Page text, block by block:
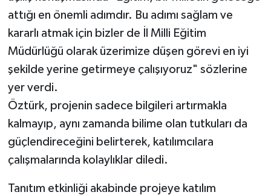
attığı en önemli adımdır. Bu adımı sağlam ve
kararlı atmak için bizler de İl Milli Eğitim
Müdürlüğü olarak üzerimize düşen görevi en iyi
şekilde yerine getirmeye çalışıyoruz" sözlerine
yer verdi.
Öztürk, projenin sadece bilgileri artırmakla
kalmayıp, aynı zamanda bilime olan tutkuları da
güçlendireceğini belirterek, katılımcılara
çalışmalarında kolaylıklar diledi.
Tanıtım etkinliği akabinde projeye katılım